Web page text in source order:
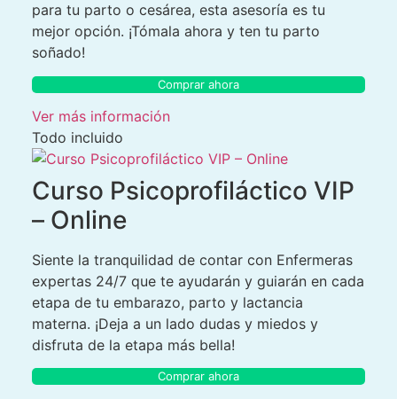
para tu parto o cesárea, esta asesoría es tu
mejor opción. ¡Tómala ahora y ten tu parto
soñado!
Comprar ahora
Ver más información
Todo incluido
Curso Psicoprofiláctico VIP
– Online
Siente la tranquilidad de contar con Enfermeras
expertas 24/7 que te ayudarán y guiarán en cada
etapa de tu embarazo, parto y lactancia
materna. ¡Deja a un lado dudas y miedos y
disfruta de la etapa más bella!
Comprar ahora